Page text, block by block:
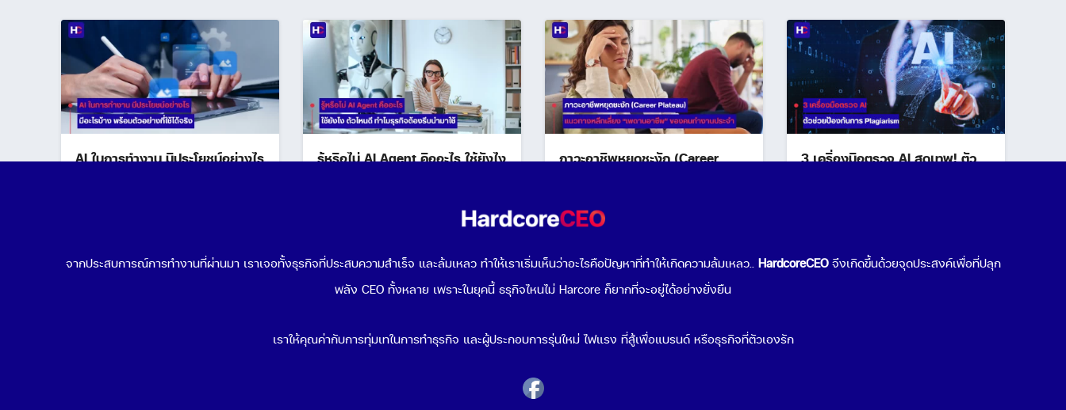
AI ในการทํางาน มีประโยชน์อย่างไร
รู้หรือไม่ AI Agent คืออะไร ใช้ยังไง
ภาวะอาชีพหยุดชะงัก (Career
ประจำ (EP 1/2)
3 เครื่องมือตรวจ AI สุดเทพ! ตัว
จากประสบการณ์การทำงานที่ผ่านมา เราเจอทั้งธุรกิจที่ประสบความสำเร็จ และล้มเหลว ทำให้เราเริ่มเห็นว่าอะไรคือปัญหาที่ทำให้เกิดความล้มเหลว.. HardcoreCEOจึงเกิดขึ้นด้วยจุดประสงค์เพื่อที่ปลุก
พลัง CEO ทั้งหลาย เพราะในยุคนี้ ธรุกิจไหนไม่ Harcore ก็ยากที่จะอยู่ได้อย่างยั่งยืน
เราให้คุณค่ากับการทุ่มเทในการทำธุรกิจ และผู้ประกอบการรุ่นใหม่ ไฟแรง ที่สู้เพื่อแบรนด์ หรือธุรกิจที่ตัวเองรัก